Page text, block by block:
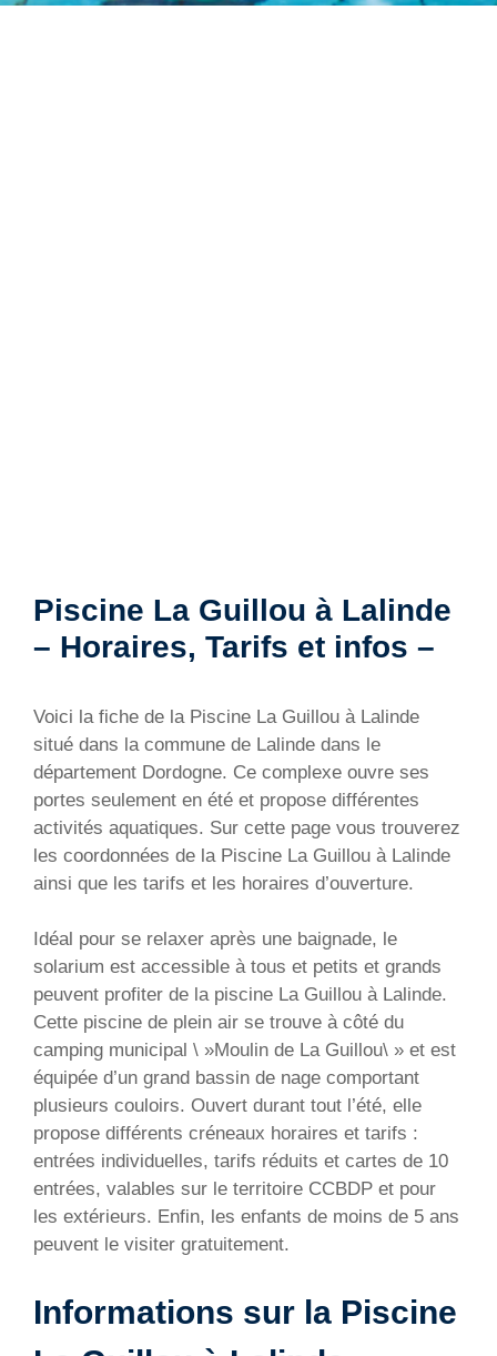
Piscine La Guillou à Lalinde
– Horaires, Tarifs et infos –
Voici la fiche de la Piscine La Guillou à Lalinde
situé dans la commune de Lalinde dans le
département Dordogne. Ce complexe ouvre ses
portes seulement en été et propose différentes
activités aquatiques. Sur cette page vous trouverez
les coordonnées de la Piscine La Guillou à Lalinde
ainsi que les tarifs et les horaires d’ouverture.
Idéal pour se relaxer après une baignade, le
solarium est accessible à tous et petits et grands
peuvent profiter de la piscine La Guillou à Lalinde.
Cette piscine de plein air se trouve à côté du
camping municipal \ »Moulin de La Guillou\ » et est
équipée d’un grand bassin de nage comportant
plusieurs couloirs. Ouvert durant tout l’été, elle
propose différents créneaux horaires et tarifs :
entrées individuelles, tarifs réduits et cartes de 10
entrées, valables sur le territoire CCBDP et pour
les extérieurs. Enfin, les enfants de moins de 5 ans
peuvent le visiter gratuitement.
Informations sur la Piscine